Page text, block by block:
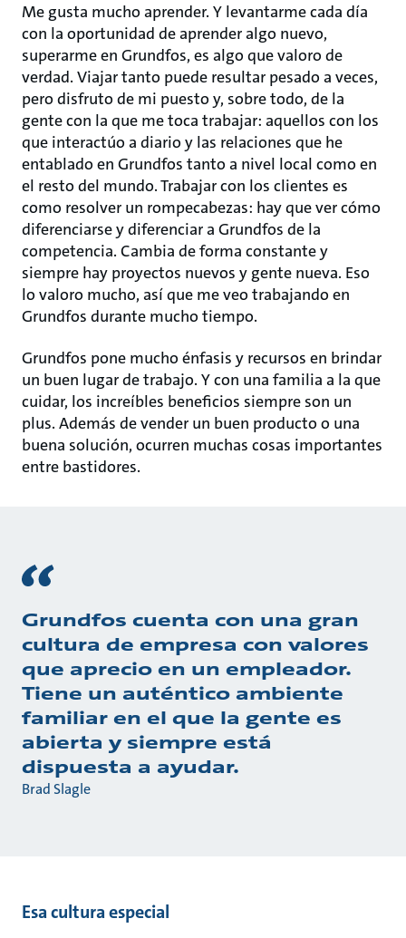
Me gusta mucho aprender. Y levantarme cada día
con la oportunidad de aprender algo nuevo,
superarme en Grundfos, es algo que valoro de
verdad. Viajar tanto puede resultar pesado a veces,
pero disfruto de mi puesto y, sobre todo, de la
gente con la que me toca trabajar: aquellos con los
que interactúo a diario y las relaciones que he
entablado en Grundfos tanto a nivel local como en
el resto del mundo. Trabajar con los clientes es
como resolver un rompecabezas: hay que ver cómo
diferenciarse y diferenciar a Grundfos de la
competencia. Cambia de forma constante y
siempre hay proyectos nuevos y gente nueva. Eso
lo valoro mucho, así que me veo trabajando en
Grundfos durante mucho tiempo.
Grundfos pone mucho énfasis y recursos en brindar
un buen lugar de trabajo. Y con una familia a la que
cuidar, los increíbles beneficios siempre son un
plus. Además de vender un buen producto o una
buena solución, ocurren muchas cosas importantes
entre bastidores.
Grundfos cuenta con una gran
cultura de empresa con valores
que aprecio en un empleador.
Tiene un auténtico ambiente
familiar en el que la gente es
abierta y siempre está
dispuesta a ayudar.
Brad Slagle
Esa cultura especial